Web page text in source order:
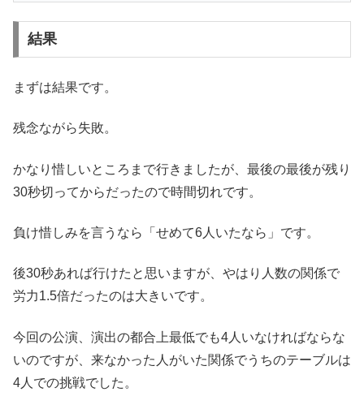
結果
まずは結果です。
残念ながら失敗。
かなり惜しいところまで行きましたが、最後の最後が残り
30秒切ってからだったので時間切れです。
負け惜しみを言うなら「せめて6人いたなら」です。
後30秒あれば行けたと思いますが、やはり人数の関係で
労力1.5倍だったのは大きいです。
今回の公演、演出の都合上最低でも4人いなければならな
いのですが、来なかった人がいた関係でうちのテーブルは
4人での挑戦でした。